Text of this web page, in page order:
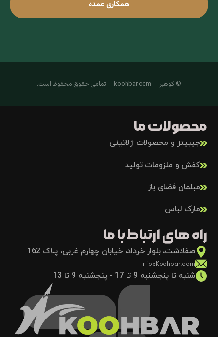
همکاری عمده
© کوهبر — koohbar.com — تمامی حقوق محفوظ است.
محصولات ما
جیبیتز و محصولات ژلاتینی
کفش و ملزومات تولید
مبلمان فضای باز
مارک لباس
راه های ارتباط با ما
صفادشت، بلوار خرداد، خیابان چهارم غربی، پلاک 162
info@Koohbar.com
شنبه تا پنجشنبه 9 تا 17 - پنجشنبه 9 تا 13